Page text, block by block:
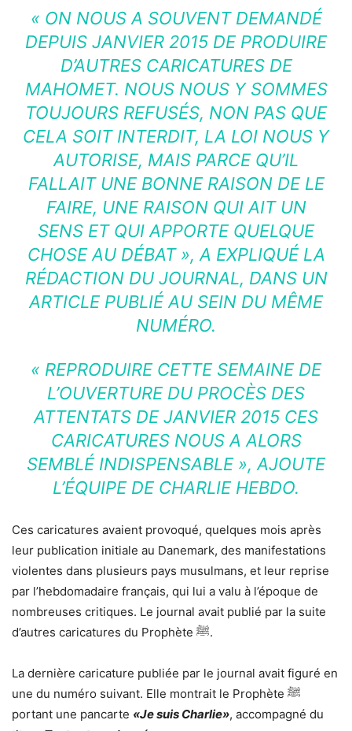
« ON NOUS A SOUVENT DEMANDÉ
DEPUIS JANVIER 2015 DE PRODUIRE
D’AUTRES CARICATURES DE
MAHOMET. NOUS NOUS Y SOMMES
TOUJOURS REFUSÉS, NON PAS QUE
CELA SOIT INTERDIT, LA LOI NOUS Y
AUTORISE, MAIS PARCE QU’IL
FALLAIT UNE BONNE RAISON DE LE
FAIRE, UNE RAISON QUI AIT UN
SENS ET QUI APPORTE QUELQUE
CHOSE AU DÉBAT », A EXPLIQUÉ LA
RÉDACTION DU JOURNAL, DANS UN
ARTICLE PUBLIÉ AU SEIN DU MÊME
NUMÉRO.
« REPRODUIRE CETTE SEMAINE DE
L’OUVERTURE DU PROCÈS DES
ATTENTATS DE JANVIER 2015 CES
CARICATURES NOUS A ALORS
SEMBLÉ INDISPENSABLE », AJOUTE
L’ÉQUIPE DE CHARLIE HEBDO.
Ces caricatures avaient provoqué, quelques mois après
leur publication initiale au Danemark, des manifestations
violentes dans plusieurs pays musulmans, et leur reprise
par l’hebdomadaire français, qui lui a valu à l’époque de
nombreuses critiques. Le journal avait publié par la suite
d’autres caricatures du Prophète ﷺ.
La dernière caricature publiée par le journal avait figuré en
une du numéro suivant. Elle montrait le Prophète ﷺ
portant une pancarte «Je suis Charlie», accompagné du